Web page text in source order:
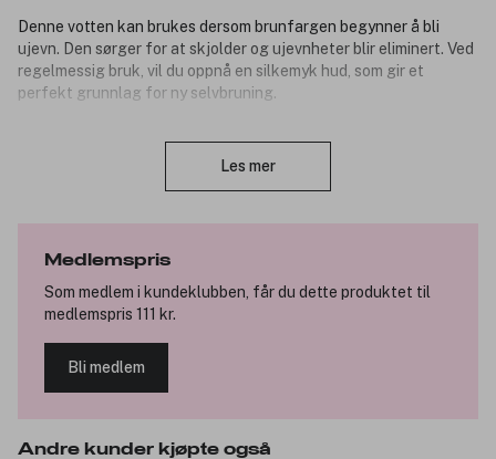
Denne votten kan brukes dersom brunfargen begynner å bli
ujevn. Den sørger for at skjolder og ujevnheter blir eliminert. Ved
regelmessig bruk, vil du oppnå en silkemyk hud, som gir et
perfekt grunnlag for ny selvbruning.
Les mer
Medlemspris
Som medlem i kundeklubben, får du dette produktet til
medlemspris 111 kr.
Bli medlem
Andre kunder kjøpte også